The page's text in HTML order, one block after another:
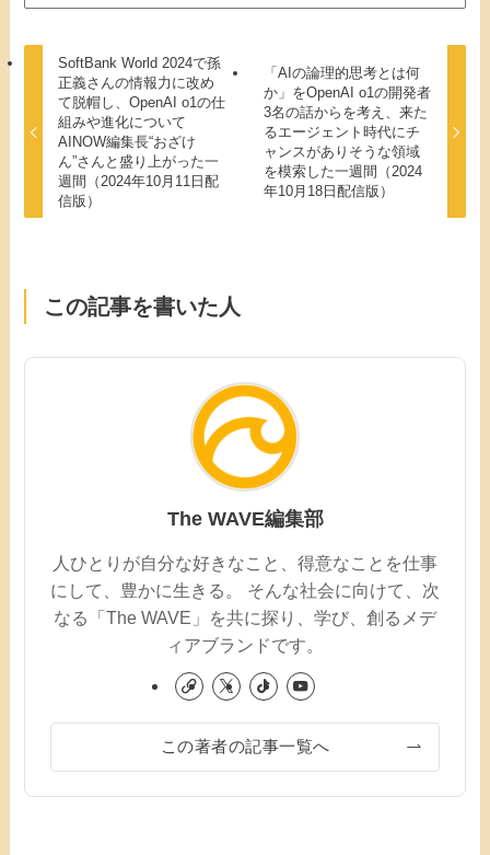
SoftBank World 2024で孫
正義さんの情報力に改め
て脱帽し、OpenAI o1の仕
組みや進化について
AINOW編集長“おざけ
ん”さんと盛り上がった一
週間（2024年10月11日配
信版）
「AIの論理的思考とは何
か」をOpenAI o1の開発者
3名の話からを考え、来た
るエージェント時代にチ
ャンスがありそうな領域
を模索した一週間（2024
年10月18日配信版）
この記事を書いた人
The WAVE編集部
人ひとりが自分な好きなこと、得意なことを仕事
にして、豊かに生きる。 そんな社会に向けて、次
なる「The WAVE」を共に探り、学び、創るメデ
ィアブランドです。
この著者の記事一覧へ